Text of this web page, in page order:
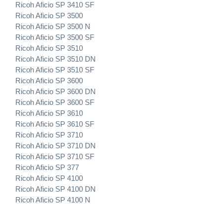
Ricoh Aficio SP 3410 SF
Ricoh Aficio SP 3500
Ricoh Aficio SP 3500 N
Ricoh Aficio SP 3500 SF
Ricoh Aficio SP 3510
Ricoh Aficio SP 3510 DN
Ricoh Aficio SP 3510 SF
Ricoh Aficio SP 3600
Ricoh Aficio SP 3600 DN
Ricoh Aficio SP 3600 SF
Ricoh Aficio SP 3610
Ricoh Aficio SP 3610 SF
Ricoh Aficio SP 3710
Ricoh Aficio SP 3710 DN
Ricoh Aficio SP 3710 SF
Ricoh Aficio SP 377
Ricoh Aficio SP 4100
Ricoh Aficio SP 4100 DN
Ricoh Aficio SP 4100 N